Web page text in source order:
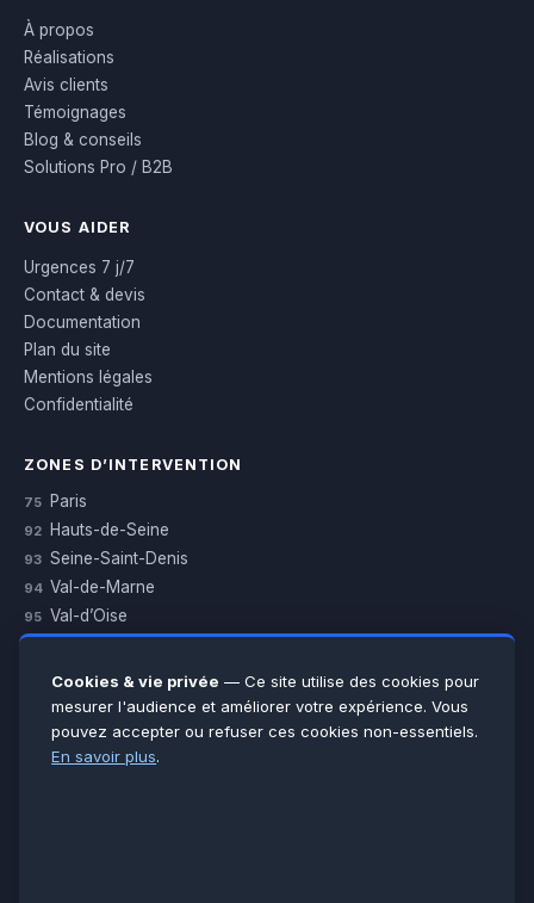
À propos
Réalisations
Avis clients
Témoignages
Blog & conseils
Solutions Pro / B2B
VOUS AIDER
Urgences 7 j/7
Contact & devis
Documentation
Plan du site
Mentions légales
Confidentialité
ZONES D’INTERVENTION
75 Paris
92 Hauts-de-Seine
93 Seine-Saint-Denis
94 Val-de-Marne
95 Val-d’Oise
Essonne
Seine-et-Marne
Voir toutes les villes →
Cookies & vie privée — Ce site utilise des cookies pour
mesurer l'audience et améliorer votre expérience. Vous
pouvez accepter ou refuser ces cookies non-essentiels.
En savoir plus.